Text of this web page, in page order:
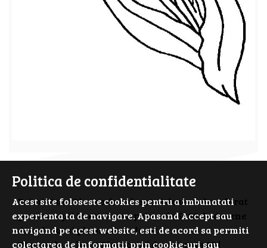
PrimiiAni - Planse de colorat si desene de colorat
pentru copii isteti. Cauta prin cele 5000 de desene
de colorat si planse de colorat.
Planse de colorat Flori crini de colorat p02 |
Politica de confidentialitate
Acest site foloseste cookies pentru a imbunatati
experienta ta de navigare. Apasand Accept sau
navigand pe acest website, esti de acord sa permiti
colectarea de informații prin cookie-uri sau